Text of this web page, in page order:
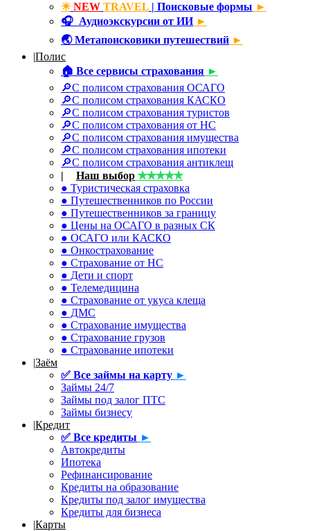
☀ NEW TRAVEL | Поисковые формы ►
🎧 Аудиоэкскурсии от ИИ►
🌏Метапоисковики путешествий ►
|Полис
🏠 Все сервисы страхования ►
🔎С полисом страхования ОСАГО
🔎С полисом страхования КАСКО
🔎С полисом страхования туристов
🔎С полисом страхования от НС
🔎С полисом страхования имущества
🔎С полисом страхования ипотеки
🔎С полисом страхования антиклещ
|
Наш выбор ✯✯✯✯✯
● Туристическая страховка
● Путешественников по России
● Путешественников за границу
● Цены на ОСАГО в разных СК
● ОСАГО или КАСКО
● Онкострахование
● Страхование от НС
● Дети и спорт
● Телемедицина
● Страхование от укуса клеща
● ДМС
● Страхование имущества
● Страхование грузов
● Страхование ипотеки
|Заём
✅ Все займы на карту ►
Займы 24/7
Займы под залог ПТС
Займы бизнесу
|Кредит
✅ Все кредиты ►
Автокредиты
Ипотека
Рефинансирование
Кредиты на образование
Кредиты под залог имущества
Кредиты для бизнеса
|Карты